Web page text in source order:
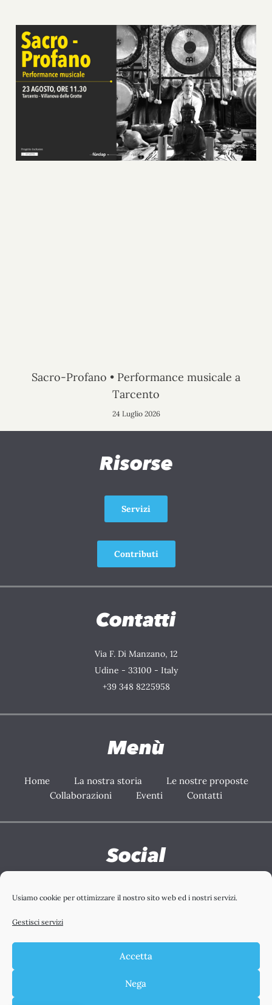
Usiamo cookie per ottimizzare il nostro sito web ed i nostri servizi.
Gestisci servizi
Accetta
Nega
Sacro-Profano • Performance musicale a
Tarcento
24 Luglio 2026
Risorse
Servizi
Contributi
Contatti
Via F. Di Manzano, 12
Udine - 33100 - Italy
+39 348 8225958
Menù
Home La nostra storia
Le nostre proposte
Collaborazioni
Eventi Contatti
Social